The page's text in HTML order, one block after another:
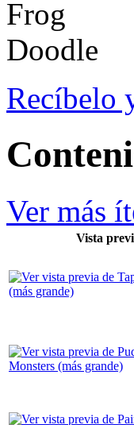
Recíbelo
Ver más
Vista